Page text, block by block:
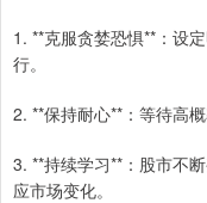
1. **克服贪婪恐惧**：设
行。
2. **保持耐心**：等待高
3. **持续学习**：股市不
应市场变化。